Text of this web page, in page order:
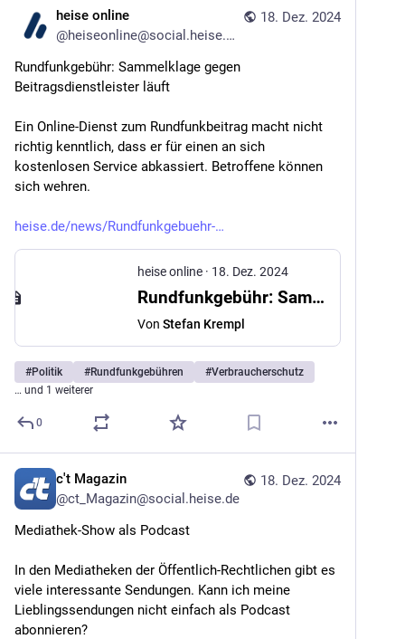
18. Dez. 2024
heise online
@heiseonline@social.heise.de
Rundfunkgebühr: Sammelklage gegen
Beitragsdienstleister läuft
Ein Online-Dienst zum Rundfunkbeitrag macht nicht
richtig kenntlich, dass er für einen an sich
kostenlosen Service abkassiert. Betroffene können
sich wehren.
heise.de/news/Rundfunkgebuehr-
heise online · 18. Dez. 2024
Rundfunkgebühr: Sammelklage gegen Beitragsdienstleister läuft
Von Stefan Krempl
#Politik #Rundfunkgebühren #Verbraucherschutz
… und 1 weiterer
0
18. Dez. 2024
c't Magazin
@ct_Magazin@social.heise.de
Mediathek-Show als Podcast
In den Mediatheken der Öffentlich-Rechtlichen gibt es
viele interessante Sendungen. Kann ich meine
Lieblingssendungen nicht einfach als Podcast
abonnieren?